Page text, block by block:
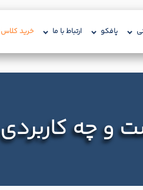
پافکو ارتباط با ما خرید کلاس
و چه